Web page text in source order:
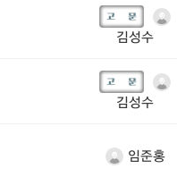
김성수
김성수
임준홍